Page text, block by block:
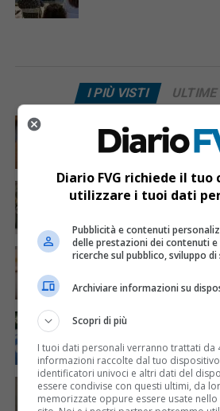
I PIÙ VISTI
Mostravano vacanze e
dietro il lusso un traffico di
CRONACA & ATTUALITÀ 2 giorni fa
Acqua da usare con cautela
CRONACA & ATTUALITÀ 3 giorni fa
Mattia Ranghetti muore a 29
folgorazione alle Ferriere
CRONACA & ATTUALITÀ
Arrivano 142 nuovi poliziotti
61 saranno assegnati a
CRONACA & ATTUALITÀ 3 giorni fa
Mattia Ranghetti morto
Diario FVG richiede il tuo
utilizzare i tuoi dati
Pubblicità e contenuti
delle prestazioni dei contenuti e
ricerche sul pubblico, sviluppo
Archiviare informazioni su
Scopri di più
I tuoi dati personali verranno trattati da
informazioni raccolte dal tuo
identificatori univoci e altri dati del
essere condivise con questi ultimi, da
memorizzate oppure essere usate